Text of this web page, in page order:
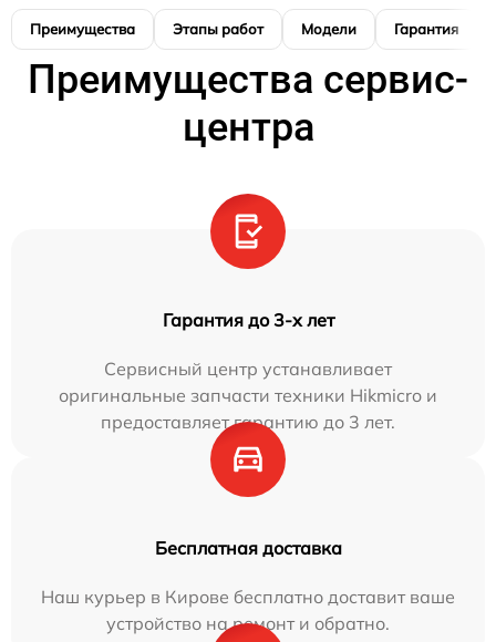
Преимущества Этапы работ Модели Гарантия
Преимущества сервис-
центра
Гарантия до 3-х лет
Сервисный центр устанавливает
оригинальные запчасти техники Hikmicro и
предоставляет гарантию до 3 лет.
Бесплатная доставка
Наш курьер в Кирове бесплатно доставит ваше
устройство на ремонт и обратно.